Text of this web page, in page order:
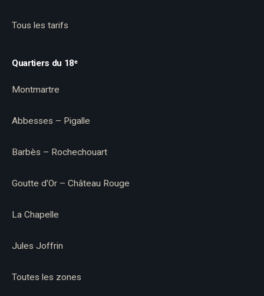
Tous les tarifs
Quartiers du 18ᵉ
Montmartre
Abbesses – Pigalle
Barbès – Rochechouart
Goutte d'Or – Château Rouge
La Chapelle
Jules Joffrin
Toutes les zones